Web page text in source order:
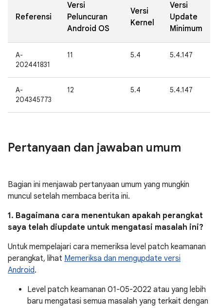
Referensi
Versi
Peluncuran
Android OS
Versi
Kernel
Versi
Update
Minimum
A-
202441831
11 5.4 5.4.147
A-
204345773
12 5.4 5.4.147
Pertanyaan dan jawaban umum
Bagian ini menjawab pertanyaan umum yang mungkin
muncul setelah membaca berita ini.
1. Bagaimana cara menentukan apakah perangkat
saya telah diupdate untuk mengatasi masalah ini?
Untuk mempelajari cara memeriksa level patch keamanan
perangkat, lihat Memeriksa dan mengupdate versi
Android.
Level patch keamanan 01-05-2022 atau yang lebih
baru mengatasi semua masalah yang terkait dengan